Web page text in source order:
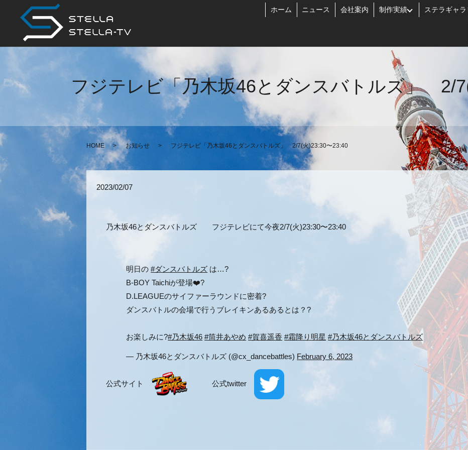
ホーム ニュース 会社案内 制作実績 ステラギャラ
フジテレビ「乃木坂46とダンスバトルズ」 2/
HOME お知らせ フジテレビ「乃木坂46とダンスバトルズ」 2/7(火)23:30〜23:40
2023/02/07
乃木坂46とダンスバトルズ フジテレビにて今夜2/7(火)23:30〜23:40
明日の#ダンスバトルズ は…?
B-BOY Taichiが登場❤️‍?
D.LEAGUEのサイファーラウンドに密着?
ダンスバトルの会場で行うブレイキンあるあるとは？?
お楽しみに?#乃木坂46 #筒井あやめ #賀喜遥香 #霜降り明星 #乃木坂46とダンスバトルズ
— 乃木坂46とダンスバトルズ (@cx_dancebattles) February 6, 2023
公式サイト 公式twitter